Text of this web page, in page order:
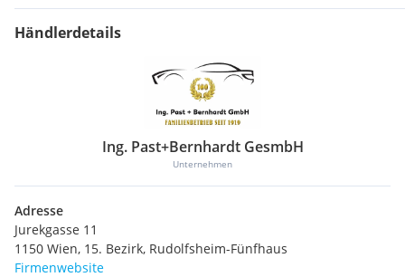
Händlerdetails
Ing. Past+Bernhardt GesmbH
Unternehmen
Adresse
Jurekgasse 11
1150 Wien, 15. Bezirk, Rudolfsheim-Fünfhaus
Firmenwebsite